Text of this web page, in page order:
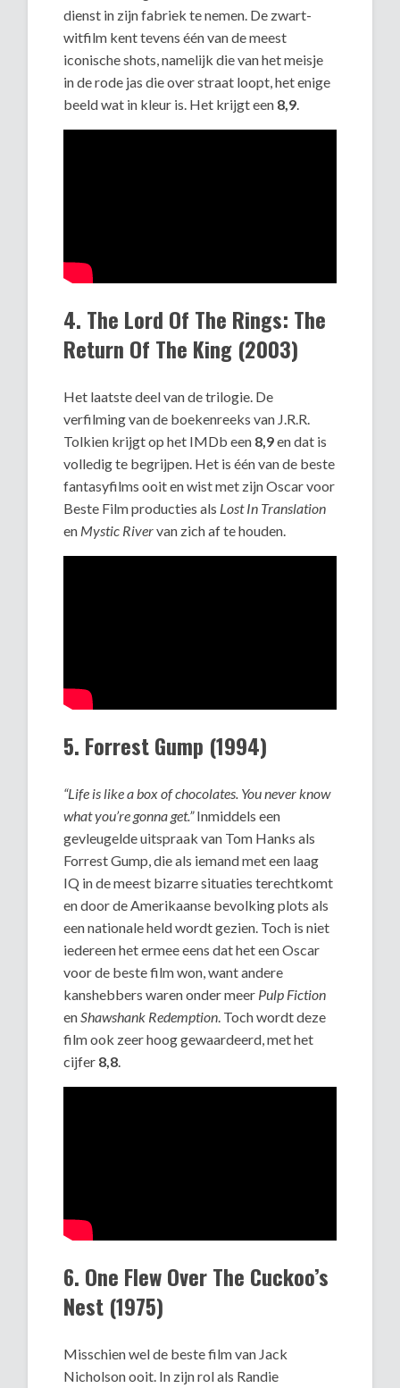
dienst in zijn fabriek te nemen. De zwart-
witfilm kent tevens één van de meest
iconische shots, namelijk die van het meisje
in de rode jas die over straat loopt, het enige
beeld wat in kleur is. Het krijgt een 8,9.
4. The Lord Of The Rings: The
Return Of The King (2003)
Het laatste deel van de trilogie. De
verfilming van de boekenreeks van J.R.R.
Tolkien krijgt op het IMDb een 8,9en dat is
volledig te begrijpen. Het is één van de beste
fantasyfilms ooit en wist met zijn Oscar voor
Beste Film producties als Lost In Translation
en Mystic Rivervan zich af te houden.
5. Forrest Gump (1994)
“Life is like a box of chocolates. You never know
what you’re gonna get.”Inmiddels een
gevleugelde uitspraak van Tom Hanks als
Forrest Gump, die als iemand met een laag
IQ in de meest bizarre situaties terechtkomt
en door de Amerikaanse bevolking plots als
een nationale held wordt gezien. Toch is niet
iedereen het ermee eens dat het een Oscar
voor de beste film won, want andere
kanshebbers waren onder meer Pulp Fiction
en Shawshank Redemption . Toch wordt deze
film ook zeer hoog gewaardeerd, met het
cijfer 8,8
6. One Flew Over The Cuckoo’s
Nest (1975)
Misschien wel de beste film van Jack
Nicholson ooit. In zijn rol als Randie